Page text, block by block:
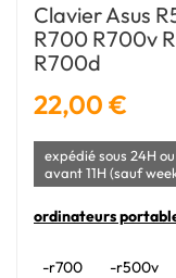
Clavier Asus
R700 R700v
R700d
22,00 €
expédié sous 24H
avant 11H (sauf
ordinateurs
-r700
-r500v